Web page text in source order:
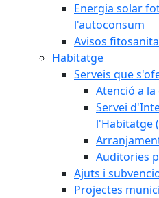
Energia solar
l'autoconsum
Avisos
Habitatge
Serveis que
Atenció a
Servei
l'Habitatge
Auditories
Ajuts i
Projectes